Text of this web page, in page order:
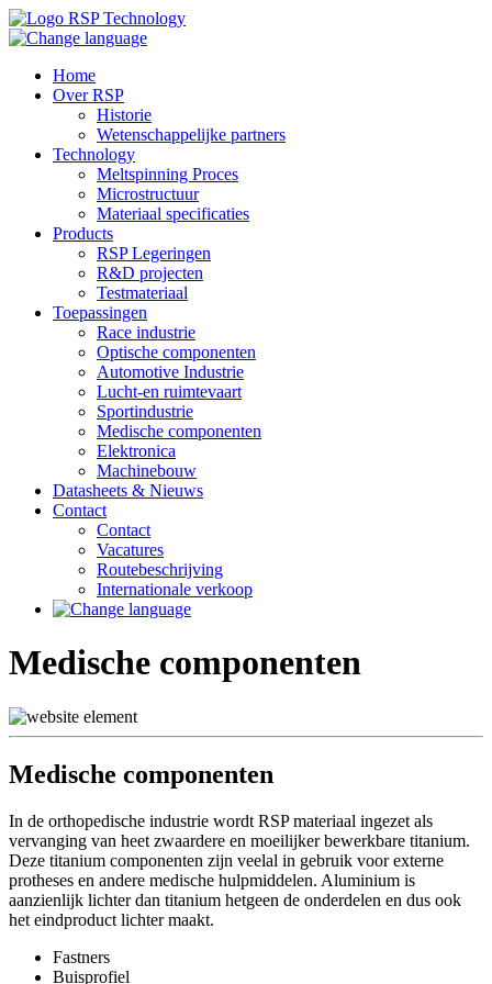
Home
Over RSP
Historie
Wetenschappelijke partners
Technology
Meltspinning Proces
Microstructuur
Materiaal specificaties
Products
RSP Legeringen
R&D projecten
Testmateriaal
Toepassingen
Race industrie
Optische componenten
Automotive Industrie
Lucht-en ruimtevaart
Sportindustrie
Medische componenten
Elektronica
Machinebouw
Datasheets & Nieuws
Contact
Contact
Vacatures
Routebeschrijving
Internationale verkoop
Medische componenten
Medische componenten
In de orthopedische industrie wordt RSP materiaal ingezet als
vervanging van heet zwaardere en moeilijker bewerkbare titanium.
Deze titanium componenten zijn veelal in gebruik voor externe
protheses en andere medische hulpmiddelen. Aluminium is
aanzienlijk lichter dan titanium hetgeen de onderdelen en dus ook
het eindproduct lichter maakt.
Fastners
Buisprofiel